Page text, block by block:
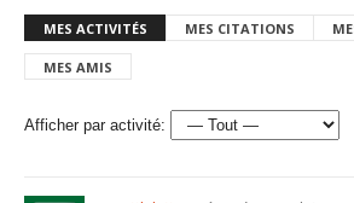
MES ACTIVITÉS MES CITATIONS
MES AMIS
Afficher par activité: